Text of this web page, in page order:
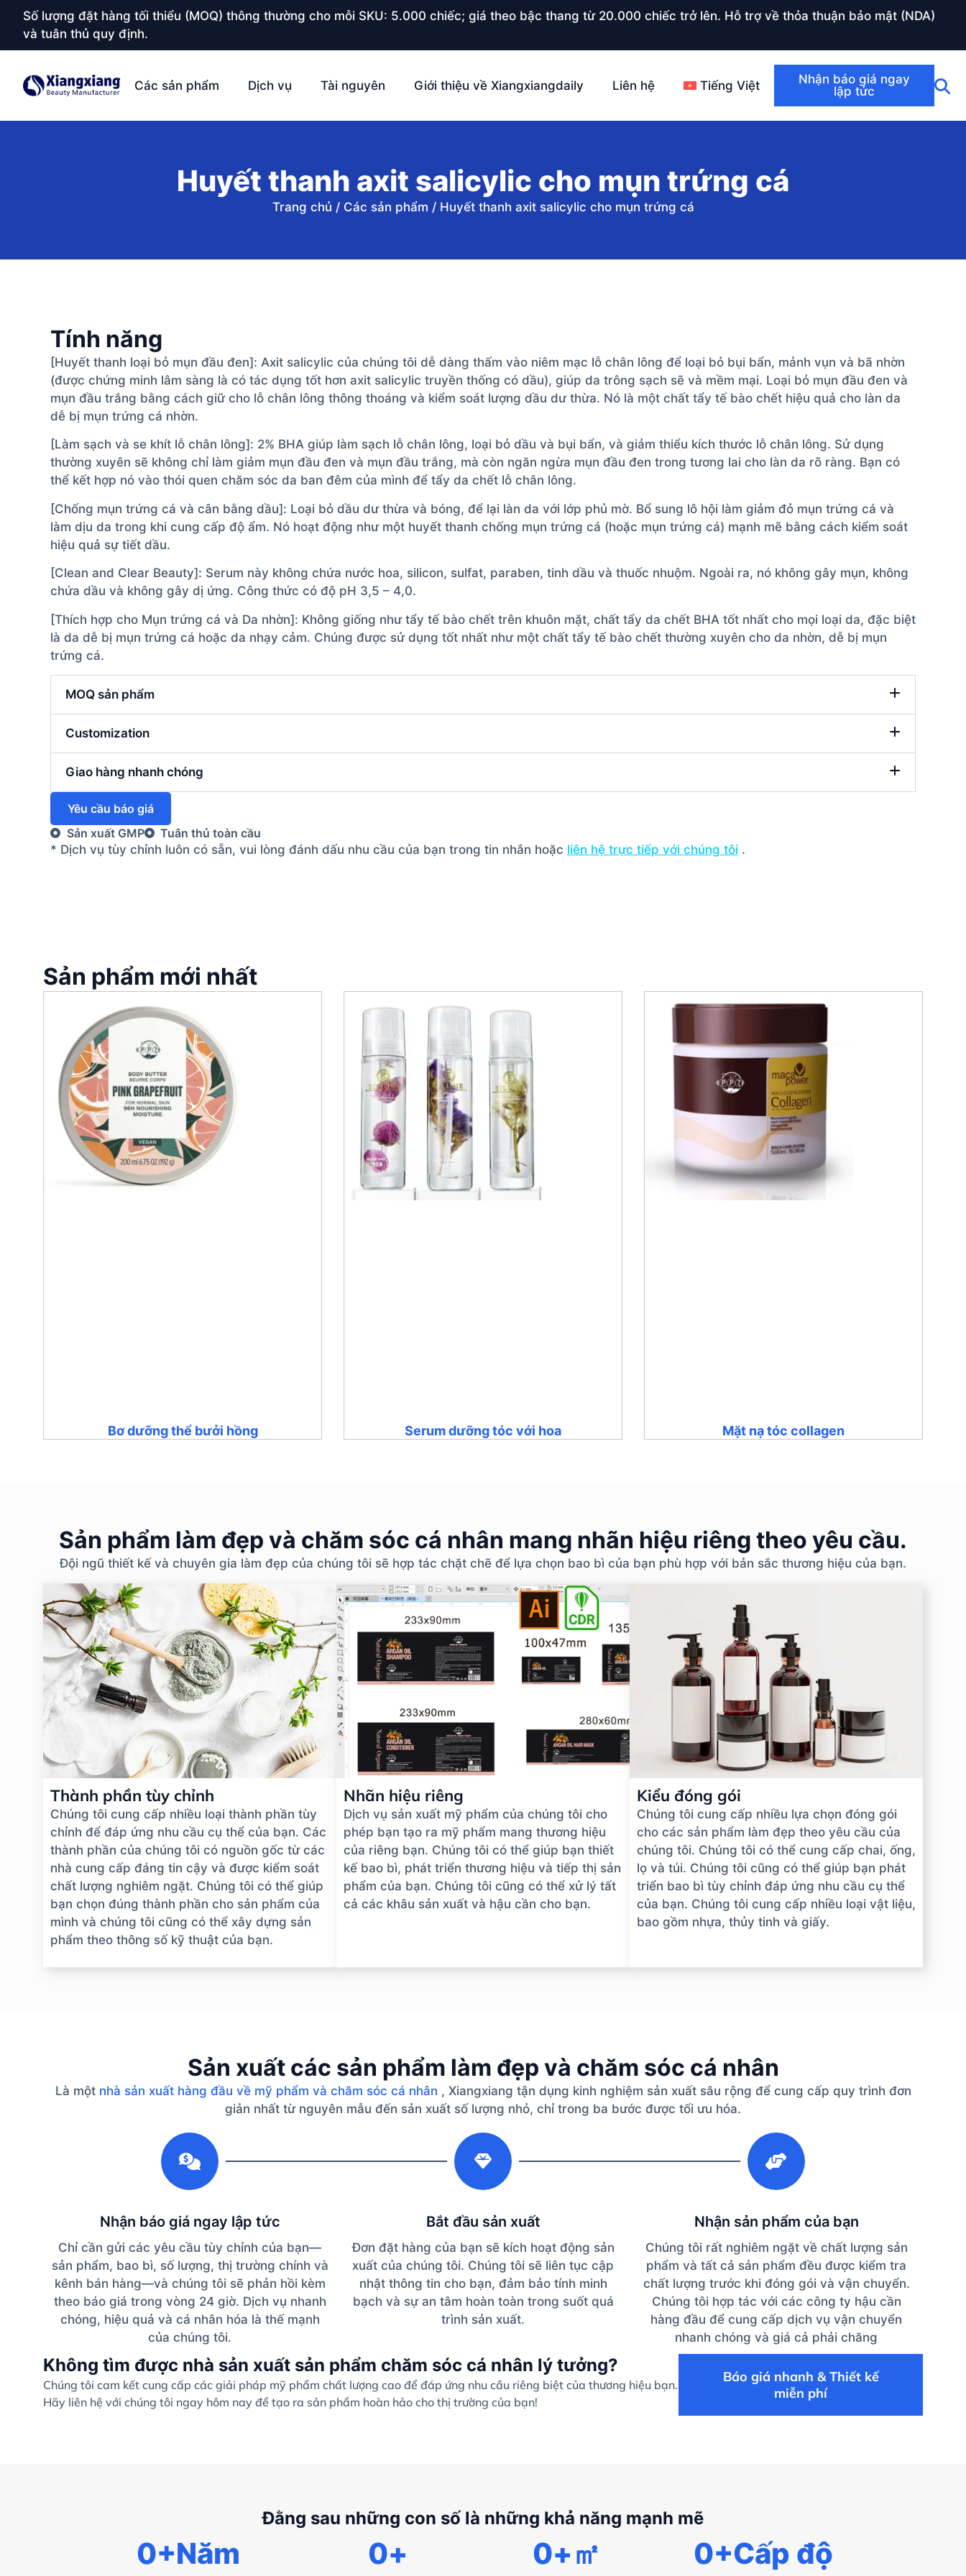
Số lượng đặt hàng tối thiểu (MOQ) thông thường cho mỗi SKU: 5.000 chiếc; giá theo bậc thang từ 20.000 chiếc trở lên. Hỗ trợ về thỏa thuận bảo mật (NDA)
và tuân thủ quy định.
Các sản phẩm Dịch vụ Tài nguyên Giới thiệu về Xiangxiangdaily Liên hệ Tiếng Việt
Nhận báo giá ngay
lập tức
Huyết thanh axit salicylic cho mụn trứng cá
Trang chủ / Các sản phẩm / Huyết thanh axit salicylic cho mụn trứng cá
Tính năng
[Huyết thanh loại bỏ mụn đầu đen]: Axit salicylic của chúng tôi dễ dàng thấm vào niêm mạc lỗ chân lông để loại bỏ bụi bẩn, mảnh vụn và bã nhờn
(được chứng minh lâm sàng là có tác dụng tốt hơn axit salicylic truyền thống có dầu), giúp da trông sạch sẽ và mềm mại. Loại bỏ mụn đầu đen và
mụn đầu trắng bằng cách giữ cho lỗ chân lông thông thoáng và kiểm soát lượng dầu dư thừa. Nó là một chất tẩy tế bào chết hiệu quả cho làn da
dễ bị mụn trứng cá nhờn.
[Làm sạch và se khít lỗ chân lông]: 2% BHA giúp làm sạch lỗ chân lông, loại bỏ dầu và bụi bẩn, và giảm thiểu kích thước lỗ chân lông. Sử dụng
thường xuyên sẽ không chỉ làm giảm mụn đầu đen và mụn đầu trắng, mà còn ngăn ngừa mụn đầu đen trong tương lai cho làn da rõ ràng. Bạn có
thể kết hợp nó vào thói quen chăm sóc da ban đêm của mình để tẩy da chết lỗ chân lông.
[Chống mụn trứng cá và cân bằng dầu]: Loại bỏ dầu dư thừa và bóng, để lại làn da với lớp phủ mờ. Bổ sung lô hội làm giảm đỏ mụn trứng cá và
làm dịu da trong khi cung cấp độ ẩm. Nó hoạt động như một huyết thanh chống mụn trứng cá (hoặc mụn trứng cá) mạnh mẽ bằng cách kiểm soát
hiệu quả sự tiết dầu.
[Clean and Clear Beauty]: Serum này không chứa nước hoa, silicon, sulfat, paraben, tinh dầu và thuốc nhuộm. Ngoài ra, nó không gây mụn, không
chứa dầu và không gây dị ứng. Công thức có độ pH 3,5 – 4,0.
[Thích hợp cho Mụn trứng cá và Da nhờn]: Không giống như tẩy tế bào chết trên khuôn mặt, chất tẩy da chết BHA tốt nhất cho mọi loại da, đặc biệt
là da dễ bị mụn trứng cá hoặc da nhạy cảm. Chúng được sử dụng tốt nhất như một chất tẩy tế bào chết thường xuyên cho da nhờn, dễ bị mụn
trứng cá.
MOQ sản phẩm
Customization
Giao hàng nhanh chóng
Yêu cầu báo giá
Sản xuất GMP
Tuân thủ toàn cầu
* Dịch vụ tùy chỉnh luôn có sẵn, vui lòng đánh dấu nhu cầu của bạn trong tin nhắn hoặc liên hệ trực tiếp với chúng tôi .
Sản phẩm mới nhất
Bơ dưỡng thể bưởi hồng Serum dưỡng tóc với hoa Mặt nạ tóc collagen
Sản phẩm làm đẹp và chăm sóc cá nhân mang nhãn hiệu riêng theo yêu cầu.
Đội ngũ thiết kế và chuyên gia làm đẹp của chúng tôi sẽ hợp tác chặt chẽ để lựa chọn bao bì của bạn phù hợp với bản sắc thương hiệu của bạn.
Thành phần tùy chỉnh
Chúng tôi cung cấp nhiều loại thành phần tùy
chỉnh để đáp ứng nhu cầu cụ thể của bạn. Các
thành phần của chúng tôi có nguồn gốc từ các
nhà cung cấp đáng tin cậy và được kiểm soát
chất lượng nghiêm ngặt. Chúng tôi có thể giúp
bạn chọn đúng thành phần cho sản phẩm của
mình và chúng tôi cũng có thể xây dựng sản
phẩm theo thông số kỹ thuật của bạn.
Nhãn hiệu riêng
Dịch vụ sản xuất mỹ phẩm của chúng tôi cho
phép bạn tạo ra mỹ phẩm mang thương hiệu
của riêng bạn. Chúng tôi có thể giúp bạn thiết
kế bao bì, phát triển thương hiệu và tiếp thị sản
phẩm của bạn. Chúng tôi cũng có thể xử lý tất
cả các khâu sản xuất và hậu cần cho bạn.
Kiểu đóng gói
Chúng tôi cung cấp nhiều lựa chọn đóng gói
cho các sản phẩm làm đẹp theo yêu cầu của
chúng tôi. Chúng tôi có thể cung cấp chai, ống,
lọ và túi. Chúng tôi cũng có thể giúp bạn phát
triển bao bì tùy chỉnh đáp ứng nhu cầu cụ thể
của bạn. Chúng tôi cung cấp nhiều loại vật liệu,
bao gồm nhựa, thủy tinh và giấy.
Sản xuất các sản phẩm làm đẹp và chăm sóc cá nhân
Là một nhà sản xuất hàng đầu về mỹ phẩm và chăm sóc cá nhân , Xiangxiang tận dụng kinh nghiệm sản xuất sâu rộng để cung cấp quy trình đơn
giản nhất từ ​​nguyên mẫu đến sản xuất số lượng nhỏ, chỉ trong ba bước được tối ưu hóa.
Nhận báo giá ngay lập tức
Chỉ cần gửi các yêu cầu tùy chỉnh của bạn—
sản phẩm, bao bì, số lượng, thị trường chính và
kênh bán hàng—và chúng tôi sẽ phản hồi kèm
theo báo giá trong vòng 24 giờ. Dịch vụ nhanh
chóng, hiệu quả và cá nhân hóa là thế mạnh
của chúng tôi.
Bắt đầu sản xuất
Đơn đặt hàng của bạn sẽ kích hoạt động sản
xuất của chúng tôi. Chúng tôi sẽ liên tục cập
nhật thông tin cho bạn, đảm bảo tính minh
bạch và sự an tâm hoàn toàn trong suốt quá
trình sản xuất.
Nhận sản phẩm của bạn
Chúng tôi rất nghiêm ngặt về chất lượng sản
phẩm và tất cả sản phẩm đều được kiểm tra
chất lượng trước khi đóng gói và vận chuyển.
Chúng tôi hợp tác với các công ty hậu cần
hàng đầu để cung cấp dịch vụ vận chuyển
nhanh chóng và giá cả phải chăng
Không tìm được nhà sản xuất sản phẩm chăm sóc cá nhân lý tưởng?
Chúng tôi cam kết cung cấp các giải pháp mỹ phẩm chất lượng cao để đáp ứng nhu cầu riêng biệt của thương hiệu bạn.
Hãy liên hệ với chúng tôi ngay hôm nay để tạo ra sản phẩm hoàn hảo cho thị trường của bạn!
Báo giá nhanh & Thiết kế
miễn phí
Đằng sau những con số là những khả năng mạnh mẽ
0+Năm 0+ 0+㎡ 0+Cấp độ